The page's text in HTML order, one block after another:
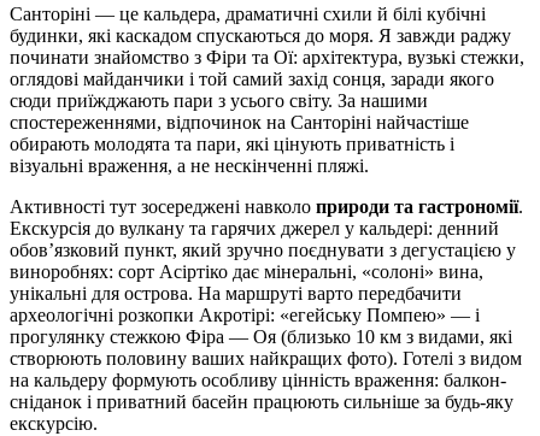
Санторіні — це кальдера, драматичні схили й білі кубічні
будинки, які каскадом спускаються до моря. Я завжди раджу
починати знайомство з Фіри та Ої: архітектура, вузькі стежки,
оглядові майданчики і той самий захід сонця, заради якого
сюди приїжджають пари з усього світу. За нашими
спостереженнями, відпочинок на Санторіні найчастіше
обирають молодята та пари, які цінують приватність і
візуальні враження, а не нескінченні пляжі.
Активності тут зосереджені навколо природи та гастрономії.
Екскурсія до вулкану та гарячих джерел у кальдері: денний
обов’язковий пункт, який зручно поєднувати з дегустацією у
виноробнях: сорт Асіртіко дає мінеральні, «солоні» вина,
унікальні для острова. На маршруті варто передбачити
археологічні розкопки Акротірі: «егейську Помпею» — і
прогулянку стежкою Фіра — Оя (близько 10 км з видами, які
створюють половину ваших найкращих фото). Готелі з видом
на кальдеру формують особливу цінність враження: балкон-
сніданок і приватний басейн працюють сильніше за будь-яку
екскурсію.